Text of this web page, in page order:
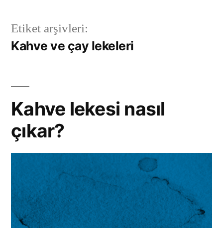
Etiket arşivleri:
Kahve ve çay lekeleri
Kahve lekesi nasıl
çıkar?